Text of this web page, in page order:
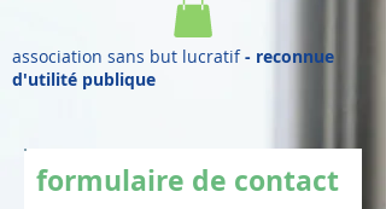
association sans but lucratif- reconnue
d'utilité publique
formulaire de contact